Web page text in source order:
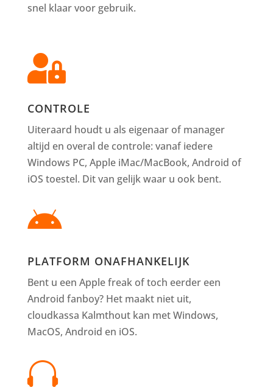
snel klaar voor gebruik.

CONTROLE
Uiteraard houdt u als eigenaar of manager
altijd en overal de controle: vanaf iedere
Windows PC, Apple iMac/MacBook, Android of
iOS toestel. Dit van gelijk waar u ook bent.

PLATFORM ONAFHANKELIJK
Bent u een Apple freak of toch eerder een
Android fanboy? Het maakt niet uit,
cloudkassa Kalmthout kan met Windows,
MacOS, Android en iOS.
